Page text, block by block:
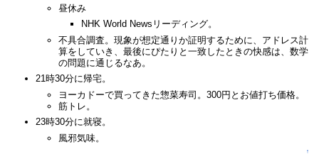
昼休み
NHK World Newsリーディング。
不具合調査。現象が想定通りか証明するために、アドレス計
算をしていき、最後にぴたりと一致したときの快感は、数学
の問題に通じるなあ。
21時30分に帰宅。
ヨーカドーで買ってきた惣菜寿司。300円とお値打ち価格。
筋トレ。
23時30分に就寝。
風邪気味。
↑